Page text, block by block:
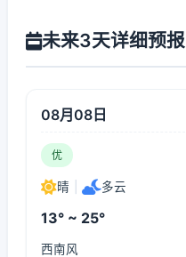
未来3天详细预报
08月08日
优
晴 多云
13° ~ 25°
西南风